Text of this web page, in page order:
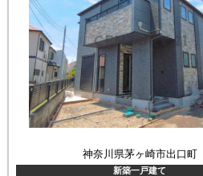
神奈川県茅ヶ崎市出口町
新築一戸建て